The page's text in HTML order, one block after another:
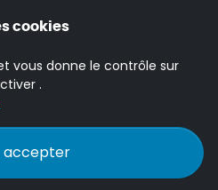
cookies
vous donne le contrôle sur
.
accepter